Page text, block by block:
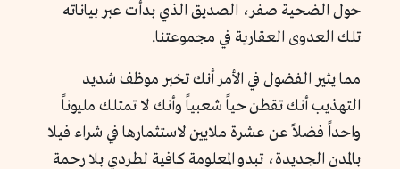
حول الضحية صفر، الصديق الذي بدأت عبر بياناته
تلك العدوى العقارية في مجموعتنا.
مما يثير الفضول في الأمر أنك تخبر موظف شديد
التهذيب أنك تقطن حياً شعبياً وأنك لا تمتلك مليوناً
واحداً فضلاً عن عشرة ملايين لاستثمارها في شراء فيلا
بالمدن الجديدة، تبدو المعلومة كافية لطردي بلا رحمة